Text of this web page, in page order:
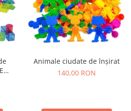
Animale ciudate de înșirat
140,00 RON